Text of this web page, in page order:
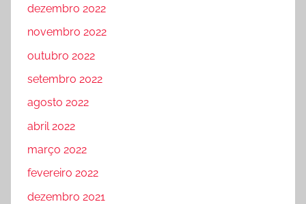
dezembro 2022
novembro 2022
outubro 2022
setembro 2022
agosto 2022
abril 2022
março 2022
fevereiro 2022
dezembro 2021